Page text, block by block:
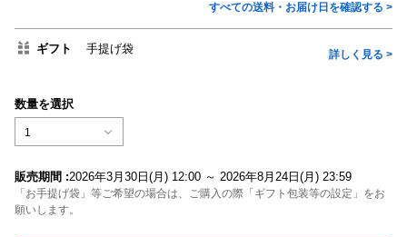
すべての送料・お届け日を確認する >
ギフト 手提げ袋 詳しく見る >
数量を選択
1
販売期間 :2026年3月30日(月) 12:00 ～ 2026年8月24日(月) 23:59
「お手提げ袋」等ご希望の場合は、ご購入の際「ギフト包装等の設定」をお
願いします。